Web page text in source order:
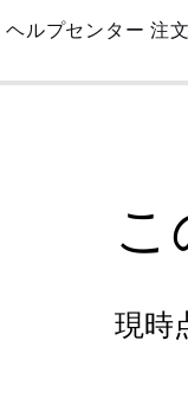
Skip
Main
ヘルプセンター 注文
現時